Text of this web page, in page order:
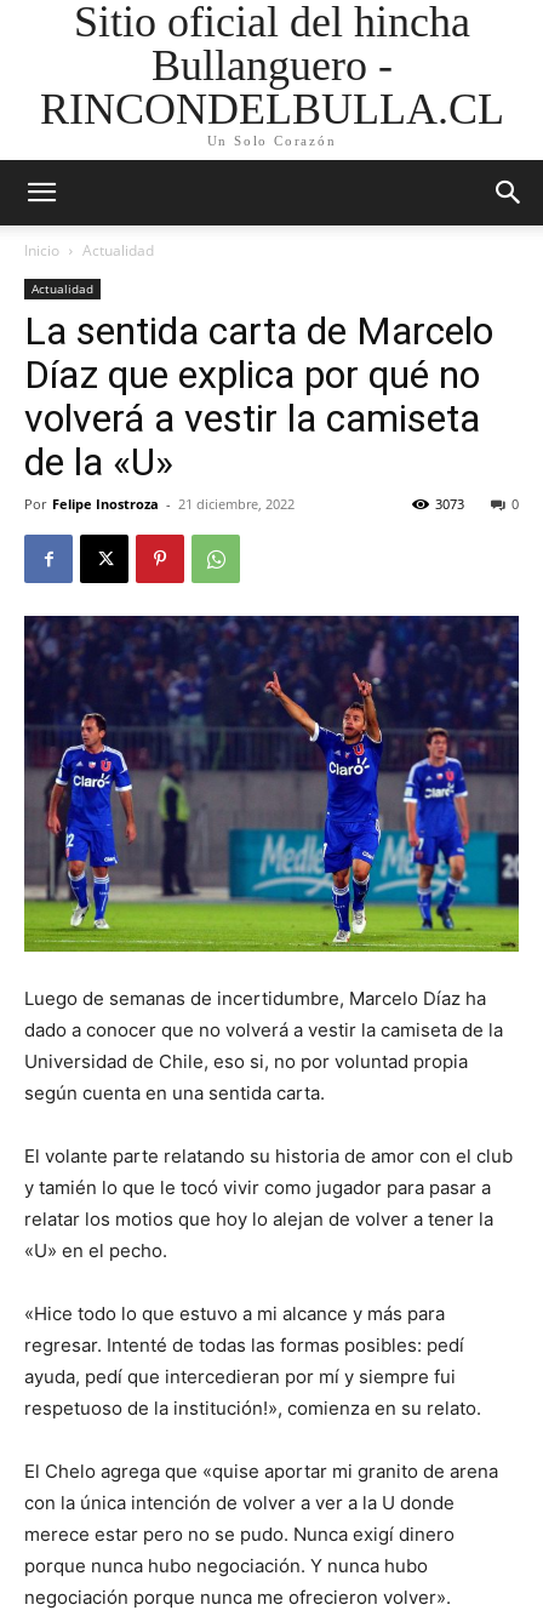
Sitio oficial del hincha
Bullanguero -
RINCONDELBULLA.CL
Un Solo Corazón
Inicio Actualidad
Actualidad
La sentida carta de Marcelo
Díaz que explica por qué no
volverá a vestir la camiseta
de la «U»
Por Felipe Inostroza - 21 diciembre, 2022 0
3073
Luego de semanas de incertidumbre, Marcelo Díaz ha
dado a conocer que no volverá a vestir la camiseta de la
Universidad de Chile, eso si, no por voluntad propia
según cuenta en una sentida carta.
El volante parte relatando su historia de amor con el club
y tamién lo que le tocó vivir como jugador para pasar a
relatar los motios que hoy lo alejan de volver a tener la
«U» en el pecho.
«Hice todo lo que estuvo a mi alcance y más para
regresar. Intenté de todas las formas posibles: pedí
ayuda, pedí que intercedieran por mí y siempre fui
respetuoso de la institución!», comienza en su relato.
El Chelo agrega que «quise aportar mi granito de arena
con la única intención de volver a ver a la U donde
merece estar pero no se pudo. Nunca exigí dinero
porque nunca hubo negociación. Y nunca hubo
negociación porque nunca me ofrecieron volver».